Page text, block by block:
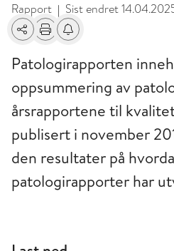
Rapport | Sist endret
Del Skriv utFå varsel om endringer
Patologirapporten
oppsummering av
årsrapportene til
publisert i november
den resultater på
patologirapporter har